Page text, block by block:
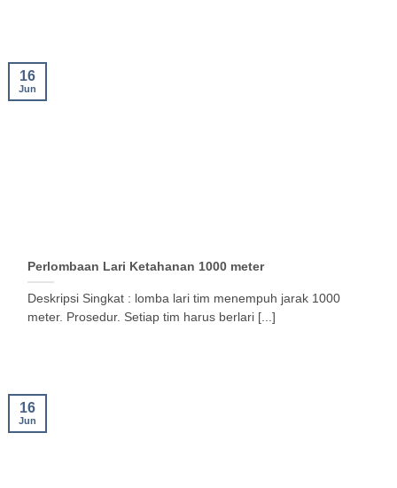
Perlombaan Lari Ketahanan 1000 meter
Deskripsi Singkat : lomba lari tim menempuh jarak 1000
meter. Prosedur. Setiap tim harus berlari [...]
16
Jun
16
Jun